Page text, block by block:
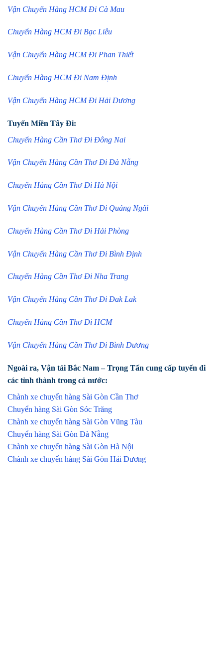
Vận Chuyển Hàng HCM Đi Cà Mau
Chuyển Hàng HCM Đi Bạc Liêu
Vận Chuyển Hàng HCM Đi Phan Thiết
Chuyển Hàng HCM Đi Nam Định
Vận Chuyển Hàng HCM Đi Hải Dương
Tuyến Miền Tây Đi:
Chuyển Hàng Cần Thơ Đi Đông Nai
Vận Chuyển Hàng Cần Thơ Đi Đà Nẵng
Chuyển Hàng Cần Thơ Đi Hà Nội
Vận Chuyển Hàng Cần Thơ Đi Quảng Ngãi
Chuyển Hàng Cần Thơ Đi Hải Phòng
Vận Chuyển Hàng Cần Thơ Đi Bình Định
Chuyển Hàng Cần Thơ Đi Nha Trang
Vận Chuyển Hàng Cần Thơ Đi Đak Lak
Chuyển Hàng Cần Thơ Đi HCM
Vận Chuyển Hàng Cần Thơ Đi Bình Dương
Ngoài ra, Vận tải Bắc Nam – Trọng Tấn cung cấp tuyến đi
các tỉnh thành trong cả nước:
Chành xe chuyển hàng Sài Gòn Cần Thơ
Chuyển hàng Sài Gòn Sóc Trăng
Chành xe chuyển hàng Sài Gòn Vũng Tàu
Chuyển hàng Sài Gòn Đà Nẵng
Chành xe chuyển hàng Sài Gòn Hà Nội
Chành xe chuyển hàng Sài Gòn Hải Dương